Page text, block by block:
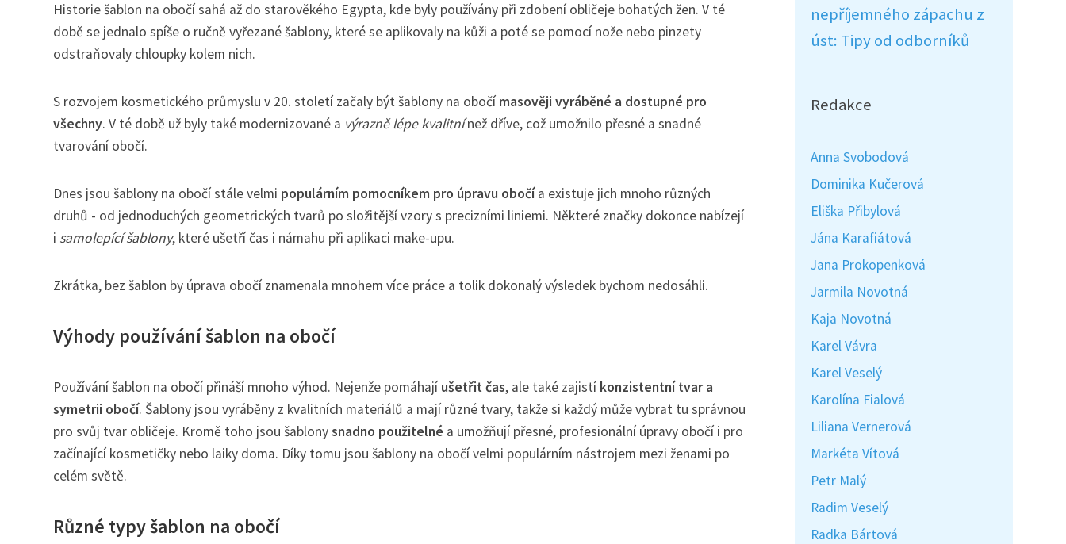
Historie šablon na obočí sahá až do starověkého Egypta, kde byly používány při zdobení obličeje bohatých žen. V té
době se jednalo spíše o ručně vyřezané šablony, které se aplikovaly na kůži a poté se pomocí nože nebo pinzety
odstraňovaly chloupky kolem nich.
S rozvojem kosmetického průmyslu v 20. století začaly být šablony na obočí masověji vyráběné a dostupné pro
všechny. V té době už byly také modernizované a výrazně lépe kvalitnínež dříve, což umožnilo přesné a snadné
tvarování obočí.
Dnes jsou šablony na obočí stále velmi populárním pomocníkem pro úpravu obočía existuje jich mnoho různých
druhů - od jednoduchých geometrických tvarů po složitější vzory s precizními liniemi. Některé značky dokonce nabízejí
i samolepící šablony, které ušetří čas i námahu při aplikaci make-upu.
Zkrátka, bez šablon by úprava obočí znamenala mnohem více práce a tolik dokonalý výsledek bychom nedosáhli.
Výhody používání šablon na obočí
Používání šablon na obočí přináší mnoho výhod. Nejenže pomáhají ušetřit čas, ale také zajistí konzistentní tvar a
symetrii obočí. Šablony jsou vyráběny z kvalitních materiálů a mají různé tvary, takže si každý může vybrat tu správnou
pro svůj tvar obličeje. Kromě toho jsou šablonysnadno použitelné a umožňují přesné, profesionální úpravy obočí i pro
začínající kosmetičky nebo laiky doma. Díky tomu jsou šablony na obočí velmi populárním nástrojem mezi ženami po
celém světě.
Různé typy šablon na obočí
nepříjemného zápachu z
úst: Tipy od odborníků
Redakce
Anna Svobodová
Dominika Kučerová
Eliška Přibylová
Jána Karafiátová
Jana Prokopenková
Jarmila Novotná
Kaja Novotná
Karel Vávra
Karel Veselý
Karolína Fialová
Liliana Vernerová
Markéta Vítová
Petr Malý
Radim Veselý
Radka Bártová